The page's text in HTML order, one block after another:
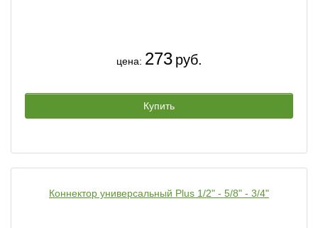
цена: 273 руб.
Купить
Коннектор универсальный Plus 1/2" - 5/8" - 3/4"